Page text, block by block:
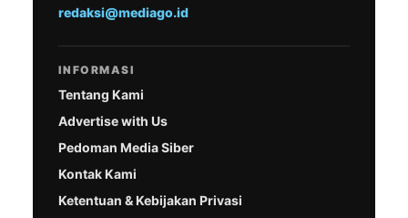
redaksi@mediago.id
INFORMASI
Tentang Kami
Advertise with Us
Pedoman Media Siber
Kontak Kami
Ketentuan & Kebijakan Privasi